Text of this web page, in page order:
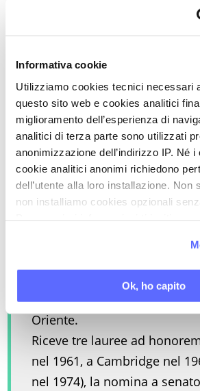
Informativa cookie
Utilizziamo cookies tecnici necessari
questo sito web e cookies analitici
miglioramento dell’esperienza di
analitici di terza parte sono utilizzati
anonimizzazione dell’indirizzo IP. Né
cookie analitici anonimi richiedono
dell’utente alla loro installazione. Non
non installiamo cookies opzionali
Ok, ho capito
Nel 1925 sottoscrive il
intellettuali antifascisti di
presso l’editore Bemporad, a
anni dopo è chiamato a
Gabinetto scientifico
Vieusseux, da cui sarà
Nel frattempo collabora alla
frequenta Carlo Emilio
Vittorini, e scrive per quasi
letterarie del tempo. Nel
trasferisce a Milano:
letteraria e musicale, e scrive
culturali da vari Paesi, fra
Oriente.
Riceve tre lauree ad
nel 1961, a Cambridge nel
nel 1974), la nomina a